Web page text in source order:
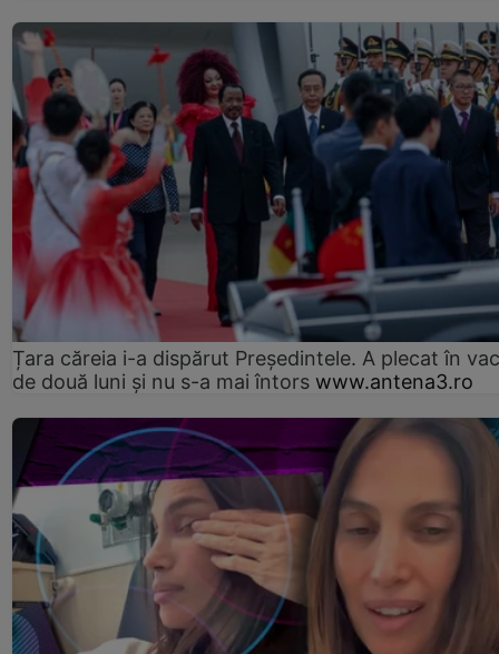
Țara căreia i-a dispărut Președintele. A plecat în
de două luni și nu s-a mai întors www.antena3.ro